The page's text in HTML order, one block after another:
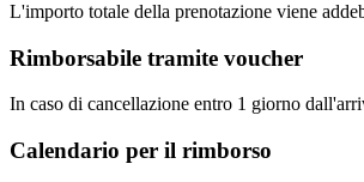
L'importo totale della prenotazione viene
Rimborsabile tramite voucher
In caso di cancellazione entro 1 giorno
Calendario per il rimborso